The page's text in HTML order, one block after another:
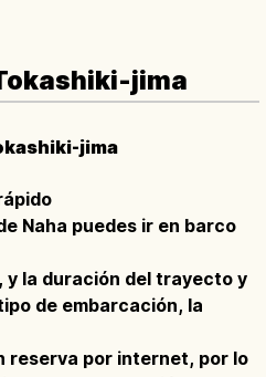
jima
jima
Naha puedes ir en barco
y la duración del trayecto y
de embarcación, la
reserva por internet, por lo